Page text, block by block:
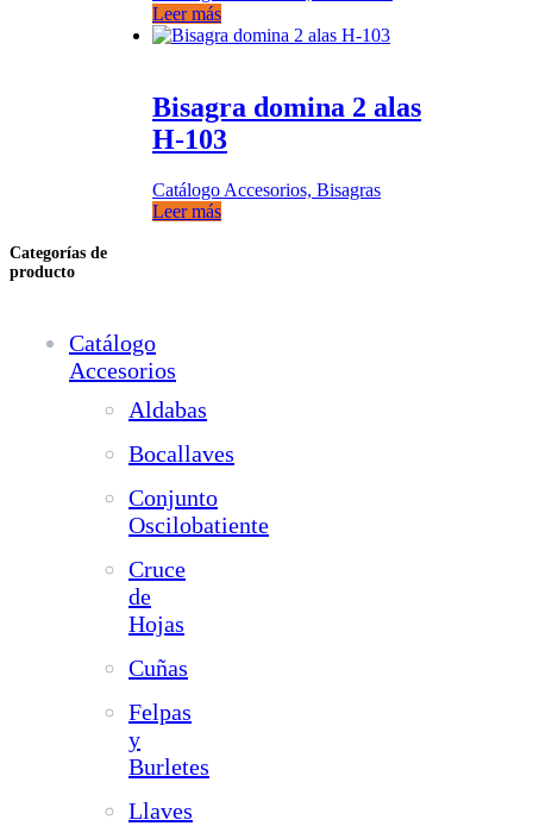
Leer más
Bisagra domina 2 alas
H-103
Catálogo Accesorios, Bisagras
Leer más
Categorías de
producto
Catálogo
Accesorios
Aldabas
Bocallaves
Conjunto
Oscilobatiente
Cruce
de
Hojas
Cuñas
Felpas
y
Burletes
Llaves